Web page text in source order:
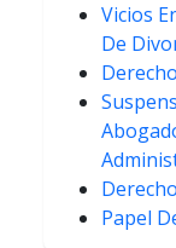
Vicios
De
Papel